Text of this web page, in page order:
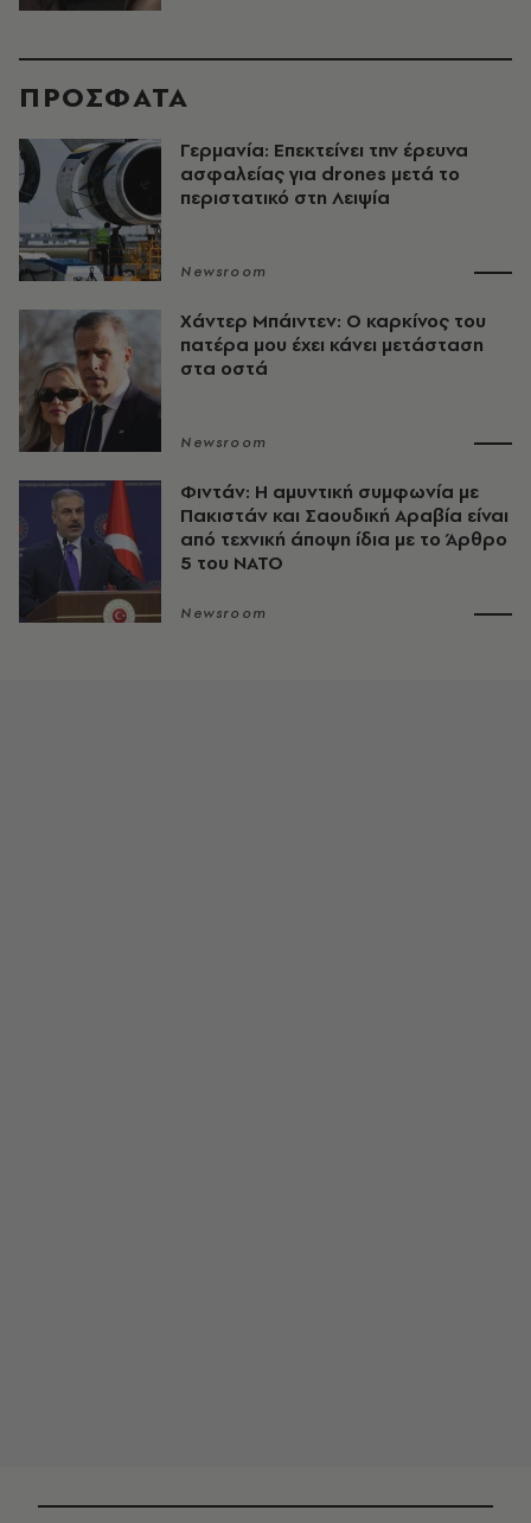
ΠΡΟΣΦΑΤΑ
Γερμανία: Επεκτείνει την έρευνα
ασφαλείας για drones μετά το
περιστατικό στη Λειψία
Newsroom
Χάντερ Μπάιντεν: Ο καρκίνος του
πατέρα μου έχει κάνει μετάσταση
στα οστά
Newsroom
Φιντάν: Η αμυντική συμφωνία με
Πακιστάν και Σαουδική Αραβία είναι
από τεχνική άποψη ίδια με τo Άρθρο
5 του ΝΑΤΟ
Newsroom